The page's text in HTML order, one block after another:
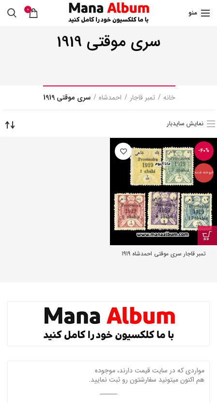
منو 0
سری موقتی 1919
خانه تمبر قاجار احمدشاه سری موقتی 1919
نمایش سایدبار
-40%
فروخته شده
تمبر قاجار سری موقتی احمدشاه 1919
مواردی که در سایت قیمت دارند، موجوده
هم اکنون میتونید سفارشتون رو ثبت نمایید.